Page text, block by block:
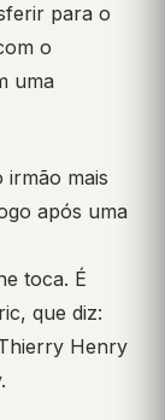
para o
o
uma
irmão mais
após uma
toca. É
que diz:
Henry